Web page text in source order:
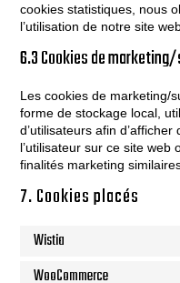
cookies statistiques, nous
l’utilisation de notre site
6.3 Cookies de
Les cookies de marketing/
forme de stockage local,
d’utilisateurs afin
l’utilisateur sur ce site
finalités marketing
7. Cookies placés
Wistia
WooCommerce